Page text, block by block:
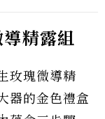
精露組
玫瑰微導精
器的金色禮盒